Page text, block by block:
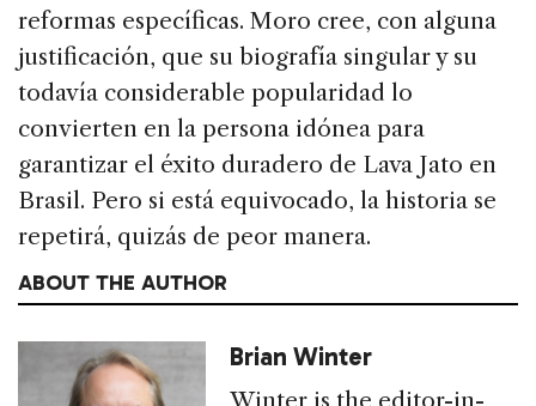
reformas específicas. Moro cree, con alguna
justificación, que su biografía singular y su
todavía considerable popularidad lo
convierten en la persona idónea para
garantizar el éxito duradero de Lava Jato en
Brasil. Pero si está equivocado, la historia se
repetirá, quizás de peor manera.
ABOUT THE AUTHOR
Brian Winter
Winter is the editor-in-